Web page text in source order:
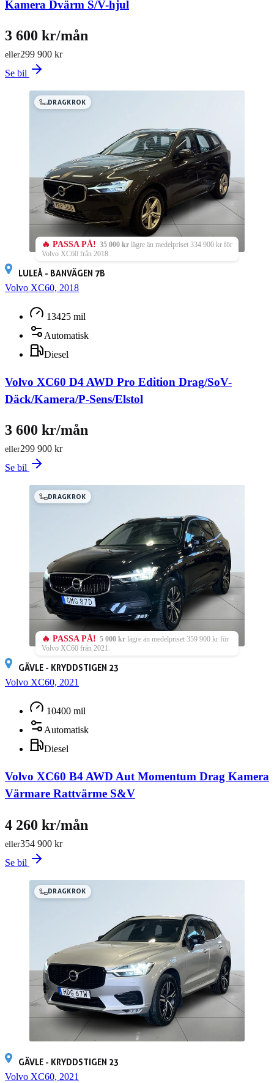
Kamera Dvärm S/V-hjul
299 900 kr
eller
3 600 kr/mån
Se bil
DRAGKROK
🔥 PASSA PÅ! 35 000 kr lägre än medelpriset 334 900 kr för
Volvo XC60 från 2018.
LULEÅ - BANVÄGEN 7B
Volvo XC60, 2018
13425 mil
Automatisk
Diesel
Volvo XC60 D4 AWD Pro Edition Drag/SoV-
Däck/Kamera/P-Sens/Elstol
299 900 kr
eller
3 600 kr/mån
Se bil
DRAGKROK
🔥 PASSA PÅ! 5 000 kr lägre än medelpriset 359 900 kr för
Volvo XC60 från 2021.
GÄVLE - KRYDDSTIGEN 23
Volvo XC60, 2021
10400 mil
Automatisk
Diesel
Volvo XC60 B4 AWD Aut Momentum Drag Kamera
Värmare Rattvärme S&V
354 900 kr
eller
4 260 kr/mån
Se bil
DRAGKROK
GÄVLE - KRYDDSTIGEN 23
Volvo XC60, 2021